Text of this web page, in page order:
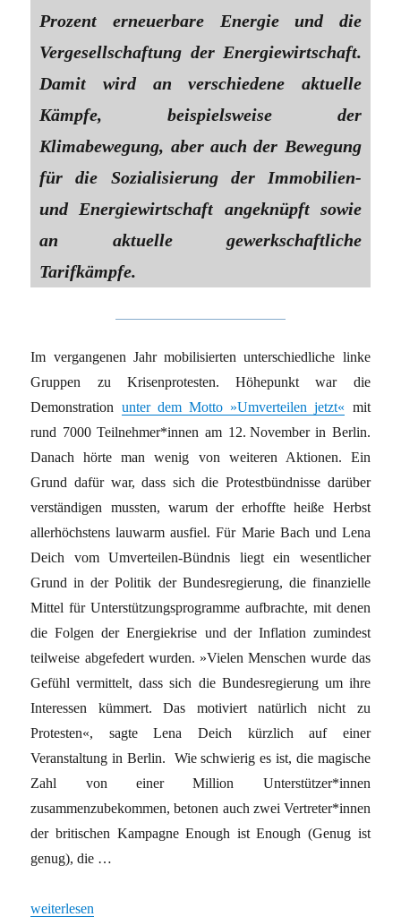
Prozent erneuerbare Energie und die
Vergesellschaftung der Energiewirtschaft.
Damit wird an verschiedene aktuelle
Kämpfe, beispielsweise der
Klimabewegung, aber auch der Bewegung
für die Sozialisierung der Immobilien-
und Energiewirtschaft angeknüpft sowie
an aktuelle gewerkschaftliche
Tarifkämpfe.
Im vergangenen Jahr mobilisierten unterschiedliche linke
Gruppen zu Krisenprotesten. Höhepunkt war die
Demonstration unter dem Motto »Umverteilen jetzt« mit
rund 7000 Teilnehmer*innen am 12. November in Berlin.
Danach hörte man wenig von weiteren Aktionen. Ein
Grund dafür war, dass sich die Protestbündnisse darüber
verständigen mussten, warum der erhoffte heiße Herbst
allerhöchstens lauwarm ausfiel. Für Marie Bach und Lena
Deich vom Umverteilen-Bündnis liegt ein wesentlicher
Grund in der Politik der Bundesregierung, die finanzielle
Mittel für Unterstützungsprogramme aufbrachte, mit denen
die Folgen der Energiekrise und der Inflation zumindest
teilweise abgefedert wurden. »Vielen Menschen wurde das
Gefühl vermittelt, dass sich die Bundesregierung um ihre
Interessen kümmert. Das motiviert natürlich nicht zu
Protesten«, sagte Lena Deich kürzlich auf einer
Veranstaltung in Berlin. Wie schwierig es ist, die magische
Zahl von einer Million Unterstützer*innen
zusammenzubekommen, betonen auch zwei Vertreter*innen
der britischen Kampagne Enough ist Enough (Genug ist
genug), die …
„Hoffen auf eine Million Unterstützer“
weiterlesen